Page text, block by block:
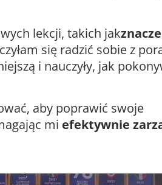
lekcji, takich jak
się radzić sobie z
i nauczyły, jak
aby poprawić swoje
mi efektywnie